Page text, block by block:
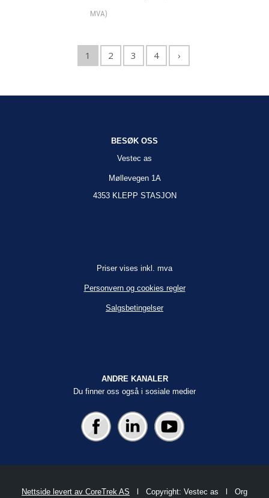
MVA)
1 2 3 4 ›
BESØK OSS
Vestec as
Møllevegen 1A
4353 KLEPP STASJON
Priser vises inkl. mva
Personvern og cookies regler
Salgsbetingelser
ANDRE KANALER
Du finner oss også i sosiale medier
Nettside levert av CoreTrek AS l Copyright: Vestec as l Org